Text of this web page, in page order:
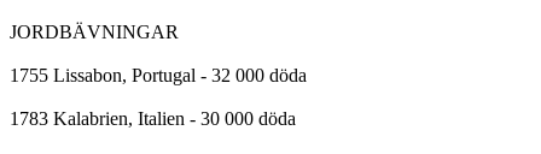
JORDBÄVNINGAR
1755 Lissabon, Portugal - 32 000 döda
1783 Kalabrien, Italien - 30 000 döda